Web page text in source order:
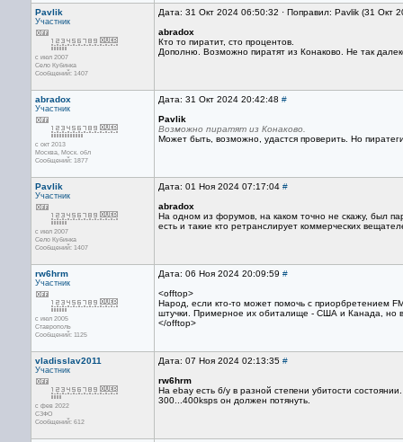
Pavlik
Участник
с июл 2007
Село Кубинка
Сообщений: 1407
Дата: 31 Окт 2024 06:50:32 · Поправил: Pavlik (31 Окт
abradox
Кто то пиратит, сто процентов.
Дополню. Возможно пиратят из Конаково. Не так
abradox
Участник
с окт 2013
Москва, Mоск. обл
Сообщений: 1877
Дата: 31 Окт 2024 20:42:48 #
Pavlik
Возможно пиратят из Конаково.
Может быть, возможно, удастся проверить. Но
Pavlik
Участник
с июл 2007
Село Кубинка
Сообщений: 1407
Дата: 01 Ноя 2024 07:17:04 #
abradox
На одном из форумов, на каком точно не скажу, был
есть и такие кто ретранслирует коммерческих
rw6hrm
Участник
с июл 2005
Ставрополь
Сообщений: 1125
Дата: 06 Ноя 2024 20:09:59 #
<offtop>
Народ, если кто-то может помочь с приорбретением
штучки. Примерное их обиталище - США и Канада, но
</offtop>
vladisslav2011
Участник
с фев 2022
СЗФО
Сообщений: 612
Дата: 07 Ноя 2024 02:13:35 #
rw6hrm
На ebay есть б/у в разной степени убитости
300...400ksps он должен потянуть.